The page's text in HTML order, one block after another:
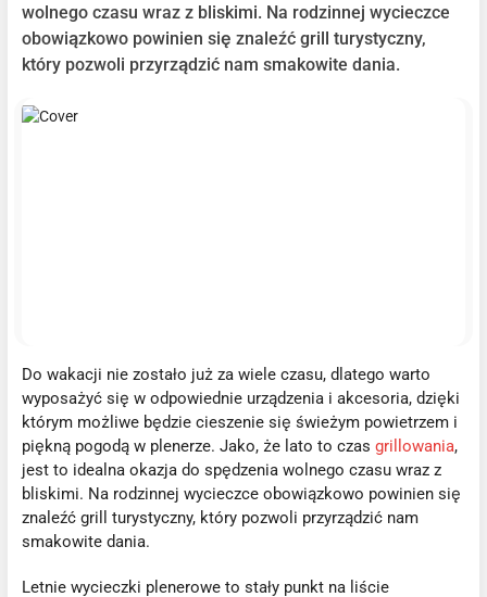
wolnego czasu wraz z bliskimi. Na rodzinnej wycieczce
obowiązkowo powinien się znaleźć grill turystyczny,
który pozwoli przyrządzić nam smakowite dania.
Do wakacji nie zostało już za wiele czasu, dlatego warto
wyposażyć się w odpowiednie urządzenia i akcesoria, dzięki
którym możliwe będzie cieszenie się świeżym powietrzem i
piękną pogodą w plenerze. Jako, że lato to czasgrillowania,
jest to idealna okazja do spędzenia wolnego czasu wraz z
bliskimi. Na rodzinnej wycieczce obowiązkowo powinien się
znaleźć grill turystyczny, który pozwoli przyrządzić nam
smakowite dania.
Letnie wycieczki plenerowe to stały punkt na liście